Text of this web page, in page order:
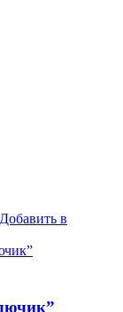
Добавить в